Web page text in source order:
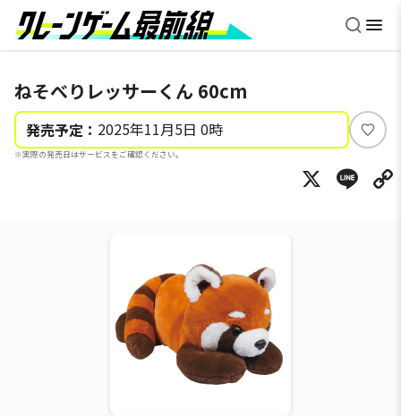
ねそべりレッサーくん 60cm
発売予定： 2025年11月5日 0時
※実際の発売日はサービスをご確認ください。
い
ね
X